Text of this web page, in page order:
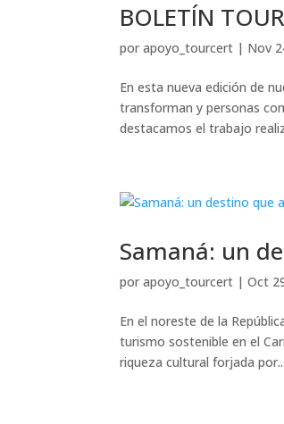
BOLETÍN
porapoyo_tourcert | Nov
En esta nueva edición de
transforman y personas
destacamos el trabajo
Samaná: un
porapoyo_tourcert |Oct
En el noreste de la
turismo sostenible en el
riqueza cultural forjada por...